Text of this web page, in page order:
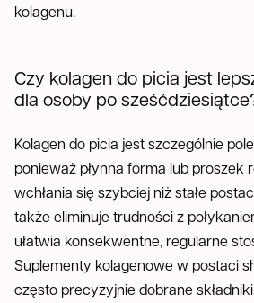
kolagenu.
Czy kolagen do picia jest
dla osoby po
Kolagen do picia jest szczególnie
ponieważ płynna forma lub proszek
wchłania się szybciej niż stałe
także eliminuje trudności z
ułatwia konsekwentne, regularne
Suplementy kolagenowe w postaci
często precyzyjnie dobrane